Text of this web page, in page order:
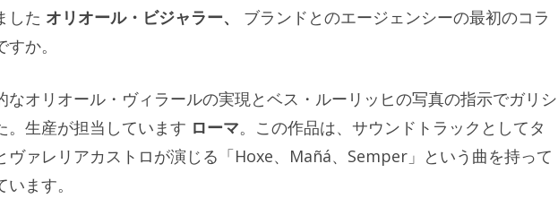
した オリオール・ビジャラー、
ブランドとのエージェンシーの最初のコラ
か。
なオリオール・ヴィラールの実現とベス・ルーリッヒの写真の指示でガリシ
。生産が担当しています ローマ。この作品は、サウンドトラックとしてタ
ヴァレリアカストロが演じる「Hoxe、Mañá、Semper」という曲を持って
ます。